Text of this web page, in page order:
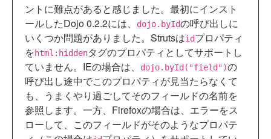
ントに難点があると感じました。最初にインスト
ールしたDojo 0.2.2には、
dojo.byIdの呼び出しに
いくつか問題がありました。Strutsはidプロパティ
をhtml:hiddenタグのプロパティとしてサポートし
ていません。IEの場合は、
dojo.byId("field")の
呼び出し途中でこのプロパティが見当たらなくて
も、うまくやり過ごしてそのフィールドの名前を
参照します。一方、Firefoxの場合は、エラーをス
ローして、このフィールドがそのようなプロパテ